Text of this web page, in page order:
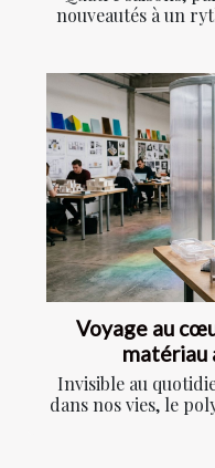
nouveautés à un
Voyage au
matériau
Invisible au
dans nos vies, le